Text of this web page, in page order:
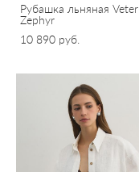
Рубашка льняная Veter
Zephyr
10 890 pуб.